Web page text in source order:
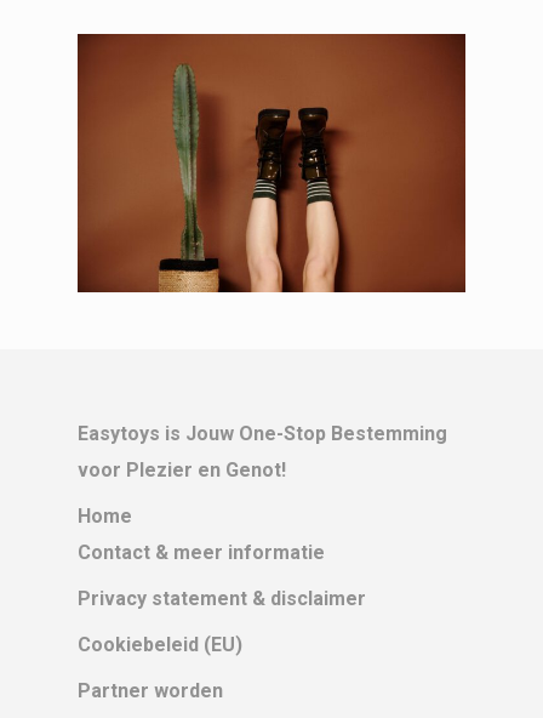
Easytoys is Jouw One-Stop Bestemming
voor Plezier en Genot!
Home
Contact & meer informatie
Privacy statement & disclaimer
Cookiebeleid (EU)
Partner worden